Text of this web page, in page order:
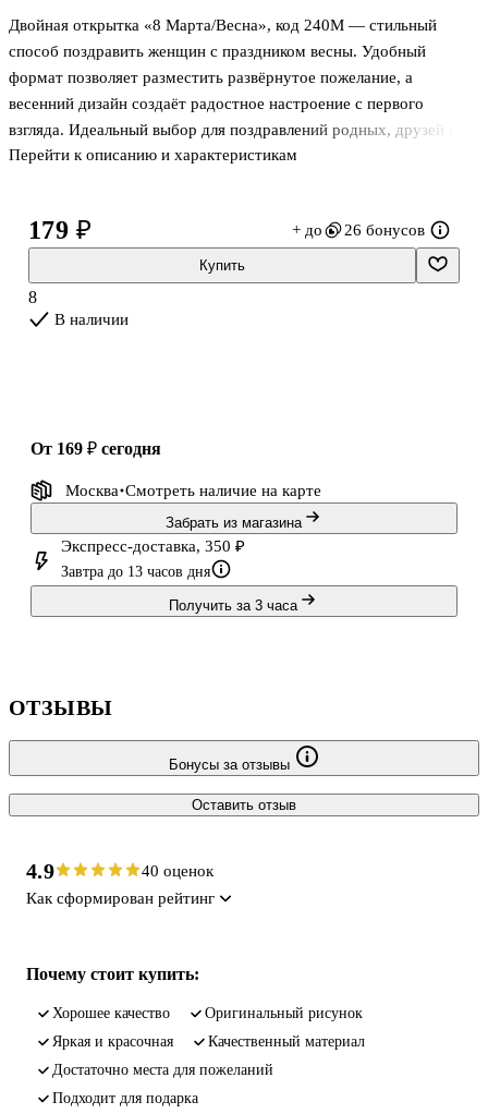
Двойная открытка «8 Марта/Весна», код 240М — стильный
способ поздравить женщин с праздником весны. Удобный
формат позволяет разместить развёрнутое пожелание, а
весенний дизайн создаёт радостное настроение с первого
взгляда. Идеальный выбор для поздравлений родных, друзей и
коллег.
Перейти к описанию и характеристикам
код 230
179 ₽ + до 26 бонусов
Купить
8
В наличии
от 169 ₽ сегодня
Москва Смотреть наличие на карте
Забрать из магазина
Экспресс-доставка, 350 ₽
Завтра до 13 часов дня
Получить за 3 часа
ОТЗЫВЫ
Бонусы за отзывы
Оставить отзыв
4.9
40 оценок
Как сформирован рейтинг
Почему стоит купить:
хорошее качество
оригинальный рисунок
яркая и красочная
качественный материал
достаточно места для пожеланий
подходит для подарка